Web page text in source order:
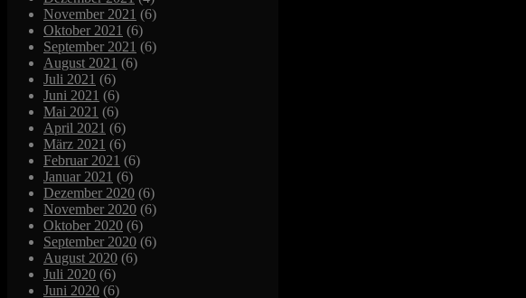
November 2021 (6)
Oktober 2021 (6)
September 2021 (6)
August 2021 (6)
Juli 2021 (6)
Juni 2021 (6)
Mai 2021 (6)
April 2021 (6)
März 2021 (6)
Februar 2021 (6)
Januar 2021 (6)
Dezember 2020 (6)
November 2020 (6)
Oktober 2020 (6)
September 2020 (6)
August 2020 (6)
Juli 2020 (6)
Juni 2020 (6)